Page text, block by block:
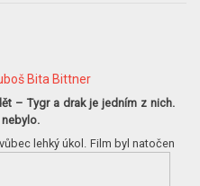
Bita Bittner
– Tygr a drak je jedním z nich.
lehký úkol. Film byl natočen